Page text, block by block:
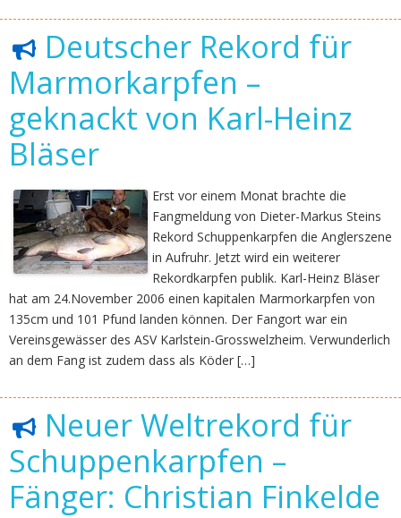
Deutscher Rekord für
Marmorkarpfen –
geknackt von Karl-Heinz
Bläser
Erst vor einem Monat brachte die
Fangmeldung von Dieter-Markus Steins
Rekord Schuppenkarpfen die Anglerszene
in Aufruhr. Jetzt wird ein weiterer
Rekordkarpfen publik. Karl-Heinz Bläser
hat am 24.November 2006 einen kapitalen Marmorkarpfen von
135cm und 101 Pfund landen können. Der Fangort war ein
Vereinsgewässer des ASV Karlstein-Grosswelzheim. Verwunderlich
an dem Fang ist zudem dass als Köder […]
Neuer Weltrekord für
Schuppenkarpfen –
Fänger: Christian Finkelde